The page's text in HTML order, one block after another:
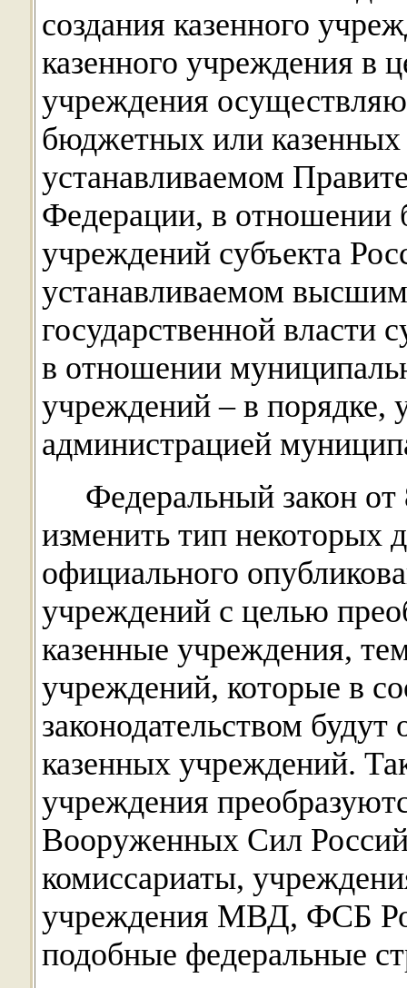
создания казенного
казенного учреждения в
учреждения
бюджетных или
устанавливаемом
Федерации, в
учреждений субъекта
устанавливаемом
государственной власти
в отношении
учреждений – в порядке,
администрацией
Федеральный закон
изменить тип некоторых
официального
учреждений с целью
казенные учреждения,
учреждений, которые в
законодательством будут
казенных учреждений.
учреждения
Вооруженных Сил
комиссариаты,
учреждения МВД, ФСБ
подобные федеральные